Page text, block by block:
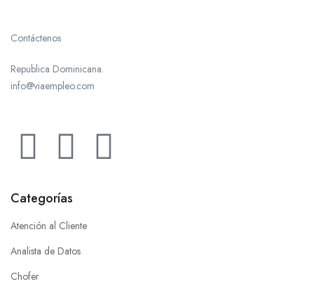
Contáctenos
Republica Dominicana.
info@viaempleo.com
Categorías
Atención al Cliente
Analista de Datos
Chofer